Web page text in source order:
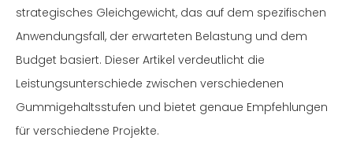
strategisches Gleichgewicht, das auf dem spezifischen
Anwendungsfall, der erwarteten Belastung und dem
Budget basiert. Dieser Artikel verdeutlicht die
Leistungsunterschiede zwischen verschiedenen
Gummigehaltsstufen und bietet genaue Empfehlungen
für verschiedene Projekte.